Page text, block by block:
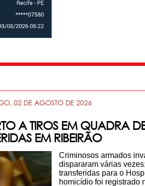
02 DE AGOSTO DE 2026
A TIROS EM QUADRA
EM RIBEIRÃO
Criminosos armados
dispararam várias
transferidas para o
homicídio foi registrado